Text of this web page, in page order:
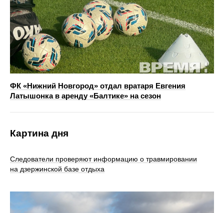
ФК «Нижний Новгород» отдал вратаря Евгения
Латышонка в аренду «Балтике» на сезон
Картина дня
Следователи проверяют информацию о травмировании
на дзержинской базе отдыха